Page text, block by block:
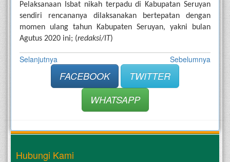
Pelaksanaan Isbat nikah terpadu di Kabupatan Seruyan
sendiri rencananya dilaksanakan bertepatan dengan
momen ulang tahun Kabupaten Seruyan, yakni bulan
Agutus 2020 ini; (redaksi/IT)
Selanjutnya Sebelumnya
FACEBOOK
TWITTER
WHATSAPP
Hubungi Kami